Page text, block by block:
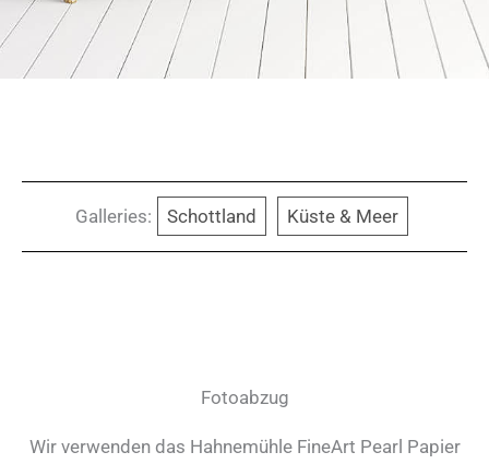
Galleries: Schottland Küste & Meer
Fotoabzug
Wir verwenden das Hahnemühle FineArt Pearl Papier